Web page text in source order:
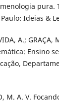
pura.
Ideias &
A.; GRAÇA,
Ensino
M. A. V.